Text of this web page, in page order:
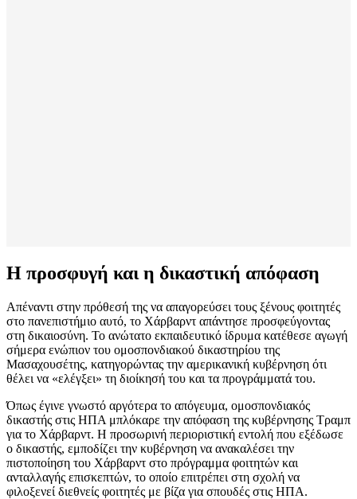
Η προσφυγή και η δικαστική απόφαση
Απέναντι στην πρόθεσή της να απαγορεύσει τους ξένους φοιτητές
στο πανεπιστήμιο αυτό, το Χάρβαρντ απάντησε προσφεύγοντας
στη δικαιοσύνη. Το ανώτατο εκπαιδευτικό ίδρυμα κατέθεσε αγωγή
σήμερα ενώπιον του ομοσπονδιακού δικαστηρίου της
Μασαχουσέτης, κατηγορώντας την αμερικανική κυβέρνηση ότι
θέλει να «ελέγξει» τη διοίκησή του και τα προγράμματά του.
Όπως έγινε γνωστό αργότερα το απόγευμα, ομοσπονδιακός
δικαστής στις ΗΠΑ μπλόκαρε την απόφαση της κυβέρνησης Τραμπ
για το Χάρβαρντ. Η προσωρινή περιοριστική εντολή που εξέδωσε
ο δικαστής, εμποδίζει την κυβέρνηση να ανακαλέσει την
πιστοποίηση του Χάρβαρντ στο πρόγραμμα φοιτητών και
ανταλλαγής επισκεπτών, το οποίο επιτρέπει στη σχολή να
φιλοξενεί διεθνείς φοιτητές με βίζα για σπουδές στις ΗΠΑ.